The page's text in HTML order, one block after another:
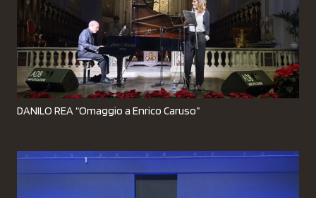
DANILO REA “Omaggio a Enrico Caruso”